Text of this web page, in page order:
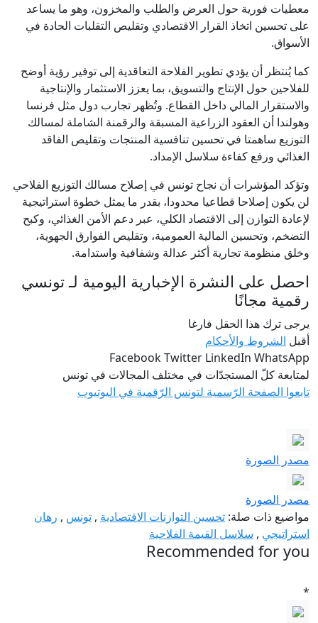
معطيات فورية حول العرض والطلب والمخزون، وهو ما يساعد
على تحسين اتخاذ القرار الاقتصادي وتقليص التقلبات الحادة في
الأسواق.
كما يُنتظر أن يؤدي تطوير الفلاحة التعاقدية إلى توفير رؤية أوضح
للفلاحين حول الإنتاج والتسويق، بما يعزز الاستثمار والإنتاجية
والاستقرار المالي داخل القطاع. وتُظهر تجارب دول مثل فرنسا
وهولندا أن العقود الزراعية المسبقة والرقمنة الشاملة لمسالك
التوزيع ساهمتا في تحسين تنافسية المنتجات وتقليص الفاقد
الغذائي ورفع كفاءة سلاسل الإمداد.
وتؤكد المؤشرات أن نجاح تونس في إصلاح مسالك التوزيع الفلاحي
لن يكون إصلاحا قطاعيا محدودا، بقدر ما يمثل خطوة استراتيجية
لإعادة التوازن إلى الاقتصاد الكلي، عبر دعم الأمن الغذائي، وكبح
التضخم، وتحسين المالية العمومية، وتقليص الفوارق الجهوية،
وخلق منظومة تجارية أكثر عدالة وشفافية واستدامة.
احصل على النشرة الإخبارية اليومية لـ تونسي
رقمية مجانًا
يرجى ترك هذا الحقل فارغا
أقبل الشروط والأحكام
Facebook Twitter LinkedIn WhatsApp
لمتابعة كلّ المستجدّات في مختلف المجالات في تونس
تابعوا الصفحة الرّسمية لتونس الرّقمية في اليوتيوب
مصدر الصورة
مصدر الصورة
مواضيع ذات صلة: تحسين التوازنات الاقتصادية , تونس , رهان
استراتيجي , سلاسل القيمة الفلاحية
Recommended for you
*